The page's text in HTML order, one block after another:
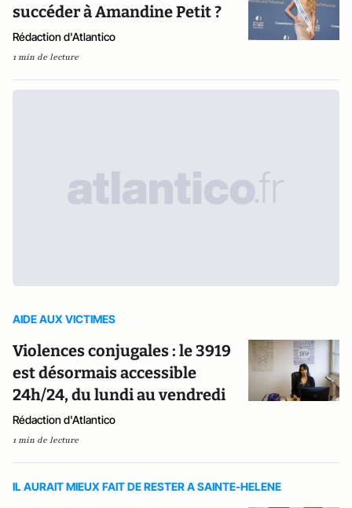
succéder à Amandine Petit ?
Rédaction d'Atlantico
1 min de lecture
AIDE AUX VICTIMES
Violences conjugales : le 3919
est désormais accessible
24h/24, du lundi au vendredi
Rédaction d'Atlantico
1 min de lecture
IL AURAIT MIEUX FAIT DE RESTER A SAINTE-HELENE